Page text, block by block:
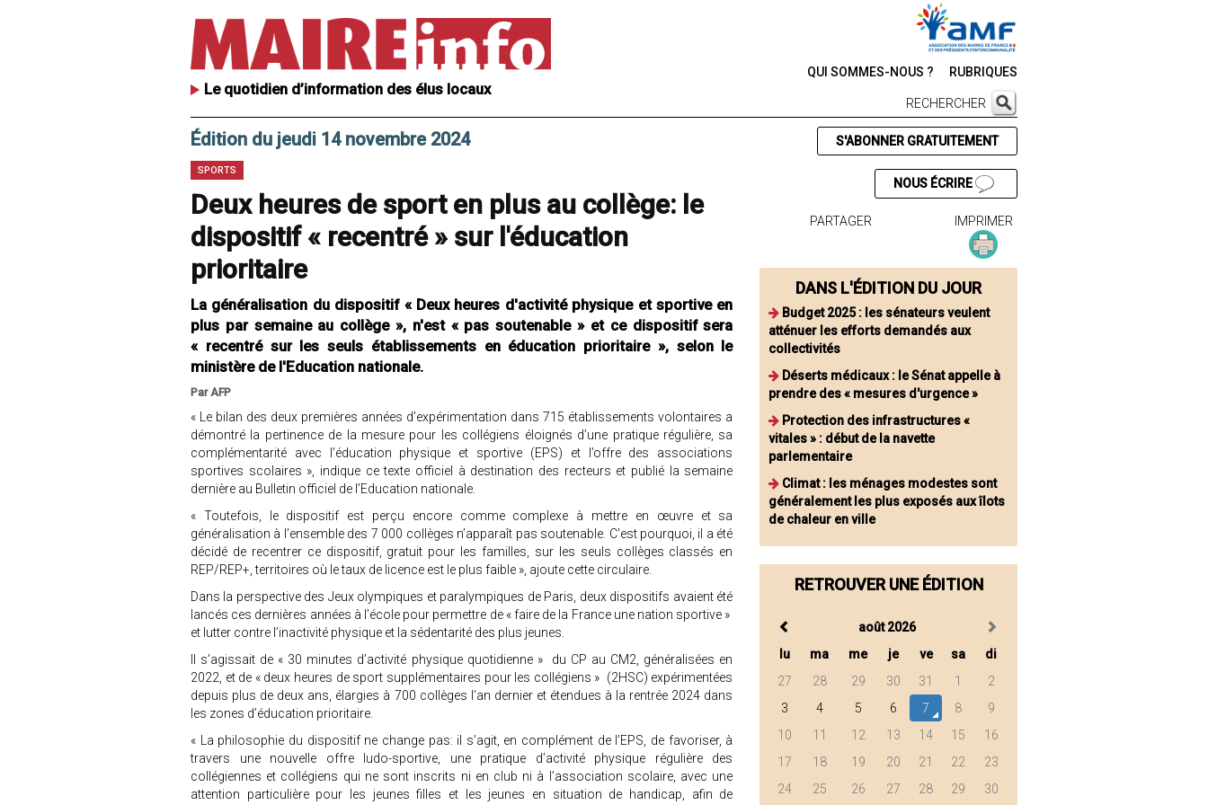
Le quotidien d’information des élus locaux
QUI SOMMES-NOUS ? RUBRIQUES
RECHERCHER
Édition du jeudi 14 novembre 2024
SPORTS
Deux heures de sport en plus au collège: le
dispositif « recentré » sur l'éducation
prioritaire
La généralisation du dispositif « Deux heures d'activité physique et sportive en
plus par semaine au collège », n'est « pas soutenable » et ce dispositif sera
« recentré sur les seuls établissements en éducation prioritaire », selon le
ministère de l'Education nationale.
Par AFP
« Le bilan des deux premières années d’expérimentation dans 715 établissements volontaires a
démontré la pertinence de la mesure pour les collégiens éloignés d’une pratique régulière, sa
complémentarité avec l’éducation physique et sportive (EPS) et l’offre des associations
sportives scolaires », indique ce texte officiel à destination des recteurs et publié la semaine
dernière au Bulletin officiel de l’Education nationale.
« Toutefois, le dispositif est perçu encore comme complexe à mettre en œuvre et sa
généralisation à l’ensemble des 7 000 collèges n’apparaît pas soutenable. C’est pourquoi, il a été
décidé de recentrer ce dispositif, gratuit pour les familles, sur les seuls collèges classés en
REP/REP+, territoires où le taux de licence est le plus faible », ajoute cette circulaire.
Dans la perspective des Jeux olympiques et paralympiques de Paris, deux dispositifs avaient été
lancés ces dernières années à l’école pour permettre de « faire de la France une nation sportive »
et lutter contre l’inactivité physique et la sédentarité des plus jeunes.
Il s’agissait de « 30 minutes d’activité physique quotidienne » du CP au CM2, généralisées en
2022, et de « deux heures de sport supplémentaires pour les collégiens » (2HSC) expérimentées
depuis plus de deux ans, élargies à 700 collèges l’an dernier et étendues à la rentrée 2024 dans
les zones d’éducation prioritaire.
« La philosophie du dispositif ne change pas: il s’agit, en complément de l’EPS, de favoriser, à
travers une nouvelle offre ludo-sportive, une pratique d’activité physique régulière des
collégiennes et collégiens qui ne sont inscrits ni en club ni à l’association scolaire, avec une
attention particulière pour les jeunes filles et les jeunes en situation de handicap, afin de
S'ABONNER GRATUITEMENT
NOUS ÉCRIRE
PARTAGER IMPRIMER
DANS L'ÉDITION DU JOUR
Budget 2025 : les sénateurs veulent
atténuer les efforts demandés aux
collectivités
Déserts médicaux : le Sénat appelle à
prendre des « mesures d'urgence »
Protection des infrastructures «
vitales » : début de la navette
parlementaire
Climat : les ménages modestes sont
généralement les plus exposés aux îlots
de chaleur en ville
RETROUVER UNE ÉDITION
août 2026
lu
ma me je ve sa
di
27
28 29 30 31 1
2
3
4 5 6 7 8
9
10
11 12 13 14 15
16
17
18 19 20 21 22
23
24
25 26 27 28 29 30